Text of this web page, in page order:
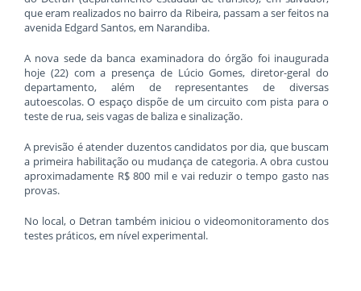
que eram realizados no bairro da Ribeira, passam a ser feitos na
avenida Edgard Santos, em Narandiba.
A nova sede da banca examinadora do órgão foi inaugurada
hoje (22) com a presença de Lúcio Gomes, diretor-geral do
departamento, além de representantes de diversas
autoescolas. O espaço dispõe de um circuito com pista para o
teste de rua, seis vagas de baliza e sinalização.
A previsão é atender duzentos candidatos por dia, que buscam
a primeira habilitação ou mudança de categoria. A obra custou
aproximadamente R$ 800 mil e vai reduzir o tempo gasto nas
provas.
No local, o Detran também iniciou o videomonitoramento dos
testes práticos, em nível experimental.